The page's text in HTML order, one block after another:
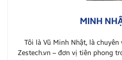
MINH
Tôi là Vũ Minh Nhật, là
Zestech.vn – đơn vị tiên phong